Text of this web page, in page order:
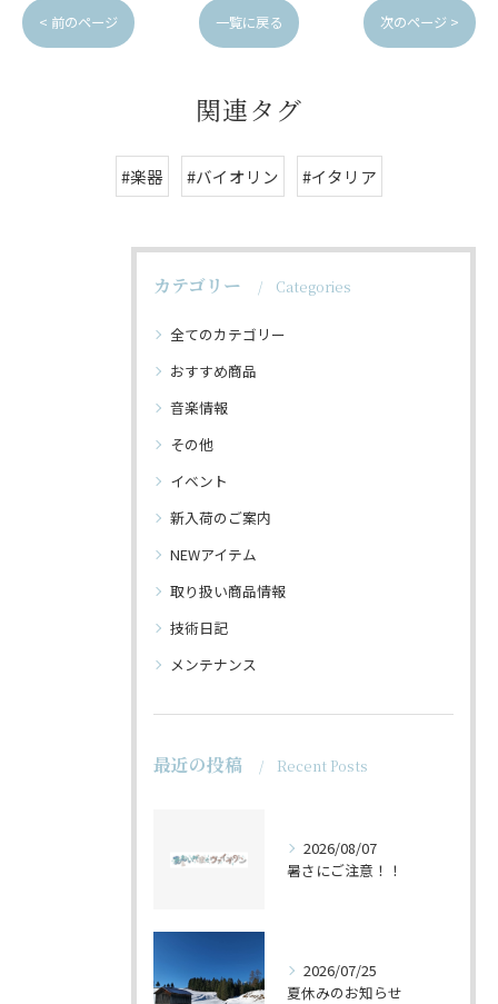
< 前のページ 一覧に戻る 次のページ >
関連タグ
#楽器 #バイオリン #イタリア
カテゴリー Categories
全てのカテゴリー
おすすめ商品
音楽情報
その他
イベント
新入荷のご案内
NEWアイテム
取り扱い商品情報
技術日記
メンテナンス
最近の投稿 Recent Posts
2026/08/07
暑さにご注意！！
2026/07/25
夏休みのお知らせ